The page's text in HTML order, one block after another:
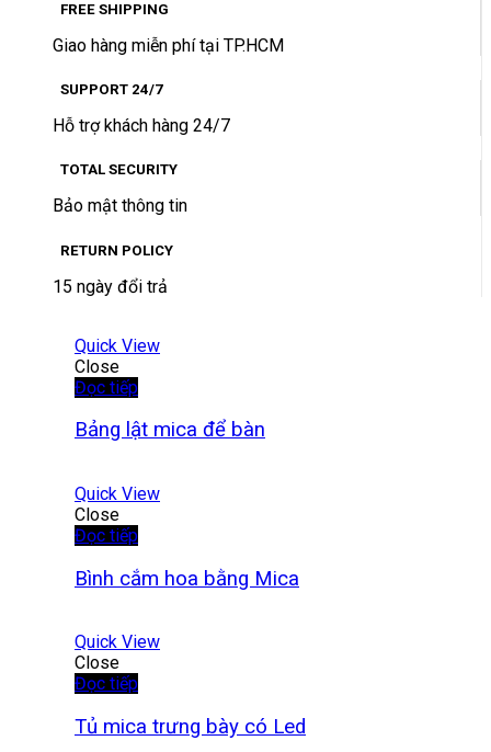
FREE SHIPPING
Giao hàng miễn phí tại TP.HCM
SUPPORT 24/7
Hỗ trợ khách hàng 24/7
TOTAL SECURITY
Bảo mật thông tin
RETURN POLICY
15 ngày đổi trả
Quick View
Close
Đọc tiếp
Bảng lật mica để bàn
Quick View
Close
Đọc tiếp
Bình cắm hoa bằng Mica
Quick View
Close
Đọc tiếp
Tủ mica trưng bày có Led